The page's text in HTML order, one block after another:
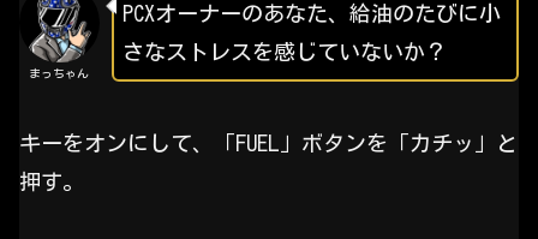
まっちゃん
PCXオーナーのあなた、給油のたびに小
さなストレスを感じていないか？
キーをオンにして、「FUEL」ボタンを「カチッ」と
押す。